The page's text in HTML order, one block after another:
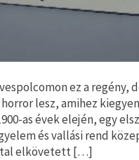
ez a regény,
horror lesz, amihez
as évek elején, egy
és vallási rend
elkövetett […]